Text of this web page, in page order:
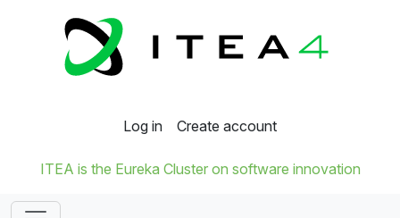
Log in Create account
ITEA is the Eureka Cluster on software innovation